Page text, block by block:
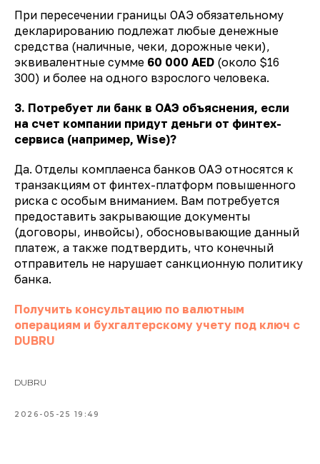
При пересечении границы ОАЭ обязательному
декларированию подлежат любые денежные
средства (наличные, чеки, дорожные чеки),
эквивалентные сумме 60 000 AED (около $16
300) и более на одного взрослого человека.
3. Потребует ли банк в ОАЭ объяснения, если
на счет компании придут деньги от финтех-
сервиса (например, Wise)?
Да. Отделы комплаенса банков ОАЭ относятся к
транзакциям от финтех-платформ повышенного
риска с особым вниманием. Вам потребуется
предоставить закрывающие документы
(договоры, инвойсы), обосновывающие данный
платеж, а также подтвердить, что конечный
отправитель не нарушает санкционную политику
банка.
Получить консультацию по валютным
операциям и бухгалтерскому учету под ключ с
DUBRU
DUBRU
2026-05-25 19:49